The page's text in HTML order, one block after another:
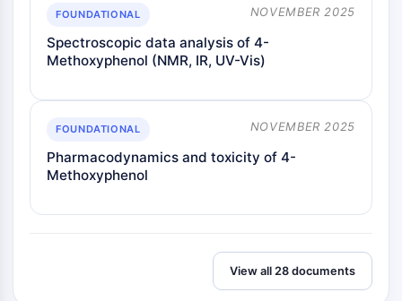
Calcineurine
Choline kinase
OGT
PINK1/Parkin
Transthyrétine (TTR)
GPR55
FOUNDATIONAL NOVEMBER 2025
Spectroscopic data analysis of 4-
Methoxyphenol (NMR, IR, UV-Vis)
FOUNDATIONAL NOVEMBER 2025
Pharmacodynamics and toxicity of 4-
Methoxyphenol
View all 28 documents